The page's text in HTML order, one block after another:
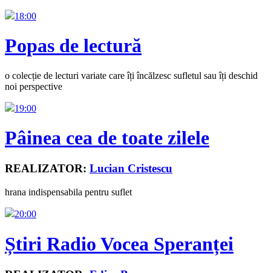
18:00
Popas de lectură
o colecție de lecturi variate care îți încălzesc sufletul sau îți deschid
noi perspective
19:00
Pâinea cea de toate zilele
REALIZATOR: Lucian Cristescu
hrana indispensabila pentru suflet
20:00
Știri Radio Vocea Speranței